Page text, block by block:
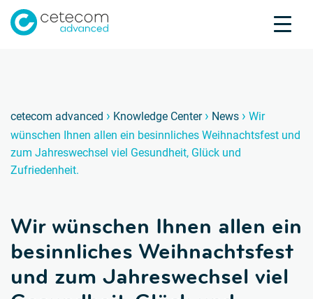
Produktprüfung
Knowledge Center
cetecom advanced › Knowledge Center › News › Wir
wünschen Ihnen allen ein besinnliches Weihnachtsfest und
zum Jahreswechsel viel Gesundheit, Glück und
Zufriedenheit.
Wir wünschen Ihnen allen ein
besinnliches Weihnachtsfest
und zum Jahreswechsel viel